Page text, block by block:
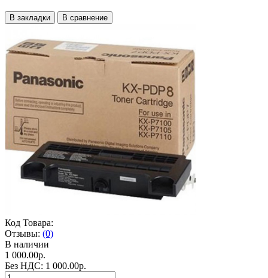
В закладки В сравнение
Код Товара:
Отзывы: (0)
В наличии
1 000.00р.
Без НДС: 1 000.00р.